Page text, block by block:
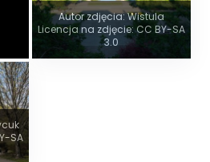
Autor zdjęcia: Wistula
Licencja na zdjęcie: CC BY-SA
3.0
SA